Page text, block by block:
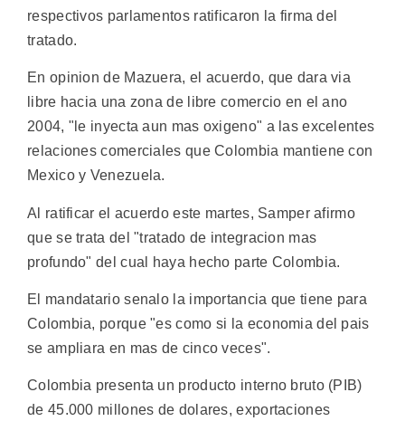
respectivos parlamentos ratificaron la firma del
tratado.
En opinion de Mazuera, el acuerdo, que dara via
libre hacia una zona de libre comercio en el ano
2004, "le inyecta aun mas oxigeno" a las excelentes
relaciones comerciales que Colombia mantiene con
Mexico y Venezuela.
Al ratificar el acuerdo este martes, Samper afirmo
que se trata del "tratado de integracion mas
profundo" del cual haya hecho parte Colombia.
El mandatario senalo la importancia que tiene para
Colombia, porque "es como si la economia del pais
se ampliara en mas de cinco veces".
Colombia presenta un producto interno bruto (PIB)
de 45.000 millones de dolares, exportaciones